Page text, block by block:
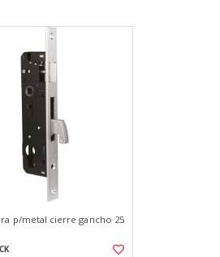
p/metal cierre gancho 25